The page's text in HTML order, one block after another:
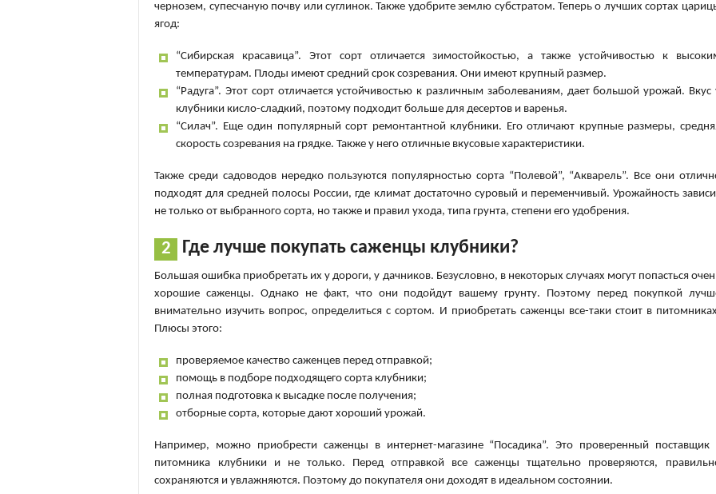
чернозем, супесчаную почву или суглинок. Также удобрите землю субстратом. Теперь о лучших сортах
ягод:
“Сибирская красавица”. Этот сорт отличается зимостойкостью, а также устойчивостью к
температурам. Плоды имеют средний срок созревания. Они имеют крупный размер.
“Радуга”. Этот сорт отличается устойчивостью к различным заболеваниям, дает большой урожай. Вкус
клубники кисло-сладкий, поэтому подходит больше для десертов и варенья.
“Силач”. Еще один популярный сорт ремонтантной клубники. Его отличают крупные размеры,
скорость созревания на грядке. Также у него отличные вкусовые характеристики.
Также среди садоводов нередко пользуются популярностью сорта “Полевой”, “Акварель”. Все они
подходят для средней полосы России, где климат достаточно суровый и переменчивый. Урожайность
не только от выбранного сорта, но также и правил ухода, типа грунта, степени его удобрения.
Где лучше покупать саженцы клубники?
Большая ошибка приобретать их у дороги, у дачников. Безусловно, в некоторых случаях могут попасться
хорошие саженцы. Однако не факт, что они подойдут вашему грунту. Поэтому перед покупкой
внимательно изучить вопрос, определиться с сортом. И приобретать саженцы все-таки стоит в
Плюсы этого:
проверяемое качество саженцев перед отправкой;
помощь в подборе подходящего сорта клубники;
полная подготовка к высадке после получения;
отборные сорта, которые дают хороший урожай.
Например, можно приобрести саженцы в интернет-магазине “Посадика”. Это проверенный поставщик
питомника клубники и не только. Перед отправкой все саженцы тщательно проверяются,
сохраняются и увлажняются. Поэтому до покупателя они доходят в идеальном состоянии.